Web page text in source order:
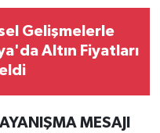
Gelişmelerle
Altın Fiyatları
MESAJI